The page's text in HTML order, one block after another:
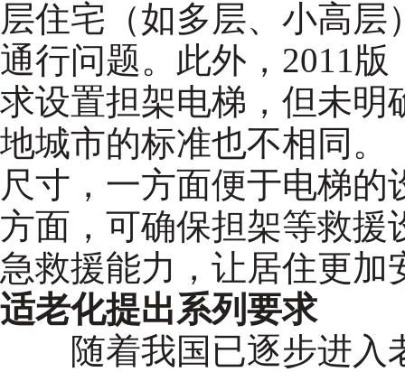
层住宅（如多层、小高
通行问题。此外，2011
求设置担架电梯，但未明
地城市的标准也不相同。
尺寸，一方面便于电梯
方面，可确保担架等救援
急救援能力，让居住更加
适老化提出系列要求
随着我国已逐步进入